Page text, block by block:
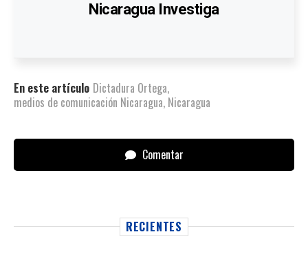
Nicaragua Investiga
En este artículo Dictadura Ortega,
medios de comunicación Nicaragua, Nicaragua
Comentar
RECIENTES